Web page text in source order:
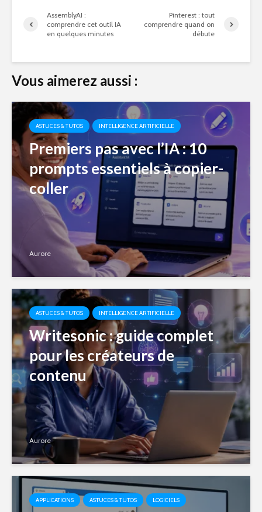
AssemblyAI :
comprendre cet outil IA
en quelques minutes
Pinterest : tout
comprendre quand on
débute
Vous aimerez aussi :
ASTUCES & TUTOS INTELLIGENCE ARTIFICIELLE
Premiers pas avec l’IA : 10
prompts essentiels à copier-
coller
Aurore
ASTUCES & TUTOS INTELLIGENCE ARTIFICIELLE
Writesonic : guide complet
pour les créateurs de
contenu
Aurore
APPLICATIONS ASTUCES & TUTOS LOGICIELS